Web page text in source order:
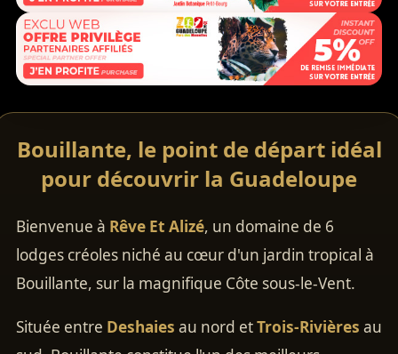
Bouillante, le point de départ idéal
pour découvrir la Guadeloupe
Bienvenue à Rêve Et Alizé, un domaine de 6
lodges créoles niché au cœur d'un jardin tropical à
Bouillante, sur la magnifique Côte sous-le-Vent.
Située entre Deshaies au nord etTrois-Rivières au